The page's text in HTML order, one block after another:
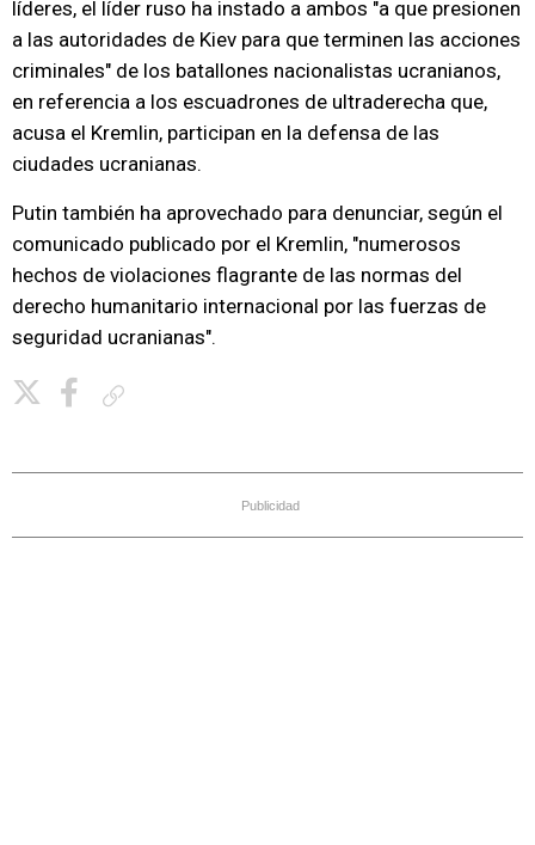
líderes, el líder ruso ha instado a ambos "a que presionen
a las autoridades de Kiev para que terminen las acciones
criminales" de los batallones nacionalistas ucranianos,
en referencia a los escuadrones de ultraderecha que,
acusa el Kremlin, participan en la defensa de las
ciudades ucranianas.
Putin también ha aprovechado para denunciar, según el
comunicado publicado por el Kremlin, "numerosos
hechos de violaciones flagrante de las normas del
derecho humanitario internacional por las fuerzas de
seguridad ucranianas".
Publicidad